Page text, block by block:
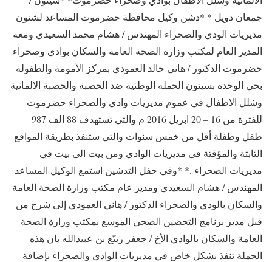
جمعان دويل * *دشن وكيل محافظة حضرموت المساعد لشئون
مديريات الودي والصحراء المهندس / هشام محمد السعيدي ومعه
المدير العام لمكتب وزارة الصحة العامة والسكان بوادي وصحراء
حضرموت الدكتور / هاني خالد العمودي بمركز الأمومة والطفولة
بحي الوحدة بسيئون الحملة الوطنية ضد الحصبة والحصبة الالمانية
وشلل الاطفال في عموم مديريات وادي والصحراء حضرموت
للفترة من 16 – 20 ابريل 2016 م والتي تستهدف 88 الف 987
طفل وطفلة أقل من خمس سنوات والتي ستنفذ بطريقة المواقع
الثابتة والمؤقتة في مديريات الوادي ومن بيت الى بيت في
مديريات الصحراء .* *وفي حفل التدشين استمع الوكيل المساعد
المهندس / هشام السعيدي ومدير عام مكتب وزارة الصحة العامة
والسكان بالودي والصحراء الدكتور / هاني العمودي إلى شرح من
قبل مدير برنامج التحصين الصحي الموسع بمكتب وزارة الصحة
العامة والسكان بالوادي الأخ / جعفر ربيّع بن عبيدالله بان هذه
الحملة تنفذ بشكل خاص في مديريات الوادي والصحراء بإضافة